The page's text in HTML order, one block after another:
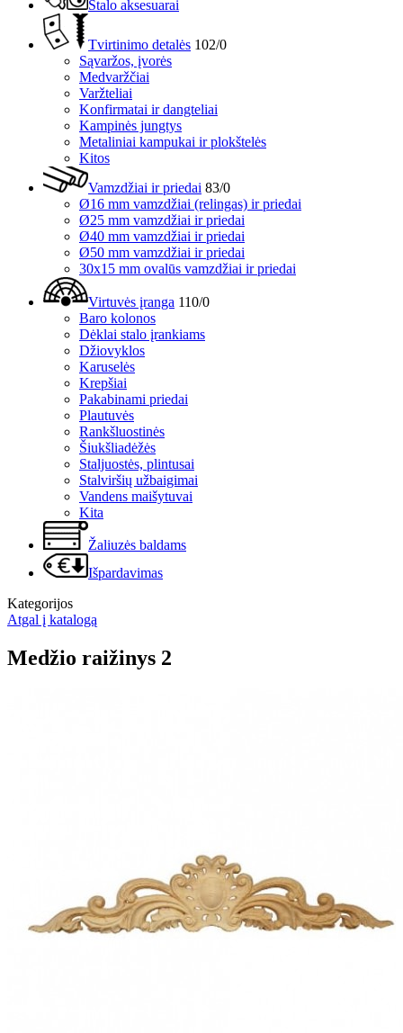
Stalo aksesuarai
Tvirtinimo detalės 102/0
Sąvaržos, įvorės
Medvaržčiai
Varžteliai
Konfirmatai ir dangteliai
Kampinės jungtys
Metaliniai kampukai ir plokštelės
Kitos
Vamzdžiai ir priedai 83/0
Ø16 mm vamzdžiai (relingas) ir priedai
Ø25 mm vamzdžiai ir priedai
Ø40 mm vamzdžiai ir priedai
Ø50 mm vamzdžiai ir priedai
30x15 mm ovalūs vamzdžiai ir priedai
Virtuvės įranga 110/0
Baro kolonos
Dėklai stalo įrankiams
Džiovyklos
Karuselės
Krepšiai
Pakabinami priedai
Plautuvės
Rankšluostinės
Šiukšliadėžės
Staljuostės, plintusai
Stalviršių užbaigimai
Vandens maišytuvai
Kita
Žaliuzės baldams
Išpardavimas
Kategorijos
Atgal į katalogą
Medžio raižinys 2